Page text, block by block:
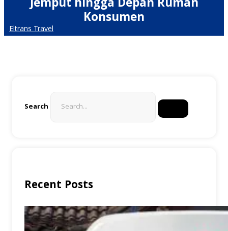
Jemput hingga Depan Rumah
Konsumen
Eltrans Travel
Search
Recent Posts